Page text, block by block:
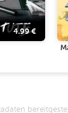
4.99€